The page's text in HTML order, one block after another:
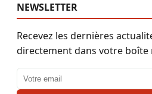
NEWSLETTER
Recevez les dernières
directement dans votre boîte
Adresse email